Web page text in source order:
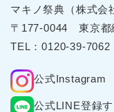
2025年2月
2025年1月
マキノ祭典（株式会
〒177-0044 東京都
TEL：0120-39-7062
公式Instagram
公式LINE登録す